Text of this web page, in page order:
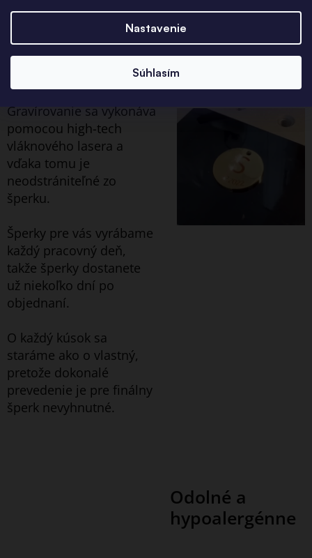
Nastavenie
Súhlasím
gravírovaním pre vás
navrhujeme a
gravírujeme v našej
Gravírovanie sa vykonáva
pomocou high-tech
vláknového lasera a
vďaka tomu je
neodstrániteľné zo
šperku.
Šperky pre vás vyrábame
každý pracovný deň,
takže šperky dostanete
už niekoľko dní po
objednaní.
O každý kúsok sa
staráme ako o vlastný,
pretože dokonalé
prevedenie je pre finálny
šperk nevyhnutné.
Odolné a
hypoalergénne